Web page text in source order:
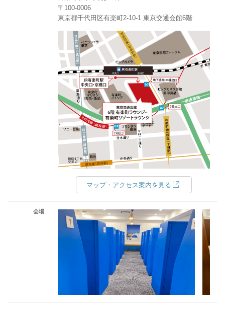
〒100-0006
東京都千代田区有楽町2-10-1 東京交通会館6階
マップ・アクセス案内を見る
会場